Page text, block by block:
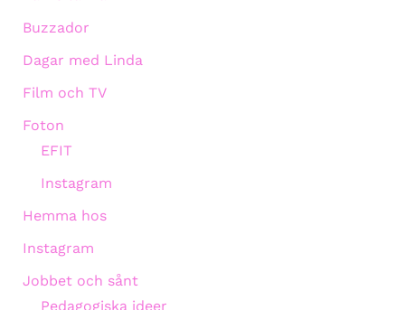
Buzzador
Dagar med Linda
Film och TV
Foton
EFIT
Instagram
Hemma hos
Instagram
Jobbet och sånt
Pedagogiska ideer